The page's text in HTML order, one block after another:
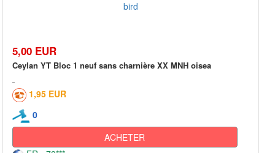
5,00 EUR
Ceylan YT Bloc 1 neuf sans charnière XX MNH oisea
1,95 EUR
0
ACHETER